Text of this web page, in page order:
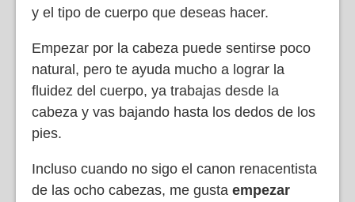
y el tipo de cuerpo que deseas hacer.
Empezar por la cabeza puede sentirse poco
natural, pero te ayuda mucho a lograr la
fluidez del cuerpo, ya trabajas desde la
cabeza y vas bajando hasta los dedos de los
pies.
Incluso cuando no sigo el canon renacentista
de las ocho cabezas, me gusta empezar